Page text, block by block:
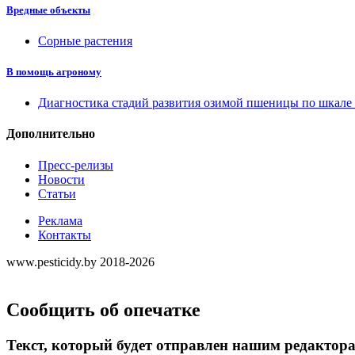
Вредные объекты
Сорные растения
В помощь агроному
Диагностика стадий развития озимой пшеницы по
Дополнительно
Пресс-релизы
Новости
Статьи
Реклама
Контакты
www.pesticidy.by 2018-2026
Сообщить об опечатке
Текст, который будет отправлен нашим